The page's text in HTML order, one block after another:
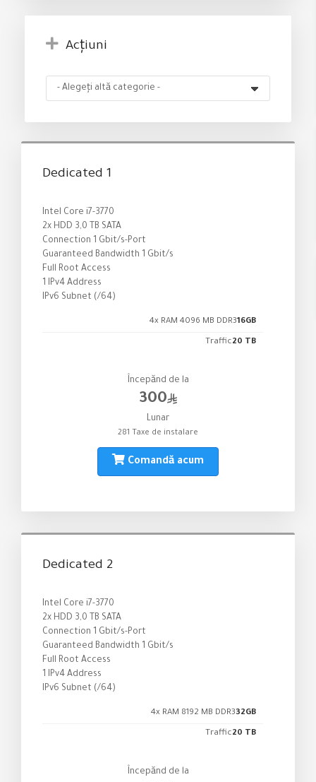
Acțiuni
Dedicated 1
Intel Core i7-3770
2x HDD 3,0 TB SATA
Connection 1 Gbit/s-Port
Guaranteed Bandwidth 1 Gbit/s
Full Root Access
1 IPv4 Address
IPv6 Subnet (/64)
4x RAM 4096 MB DDR316GB
Traffic20 TB
Începănd de la
300
Lunar
281 Taxe de instalare
Comandă acum
Dedicated 2
Intel Core i7-3770
2x HDD 3,0 TB SATA
Connection 1 Gbit/s-Port
Guaranteed Bandwidth 1 Gbit/s
Full Root Access
1 IPv4 Address
IPv6 Subnet (/64)
4x RAM 8192 MB DDR332GB
Traffic20 TB
Începănd de la